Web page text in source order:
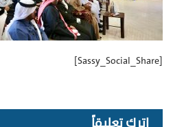
[Sassy_Social_Share]